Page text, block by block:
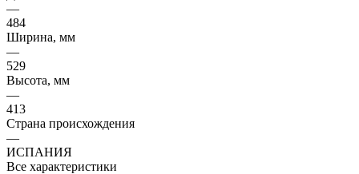
—
484
Ширина, мм
—
529
Высота, мм
—
413
Страна происхождения
—
ИСПАНИЯ
Все характеристики